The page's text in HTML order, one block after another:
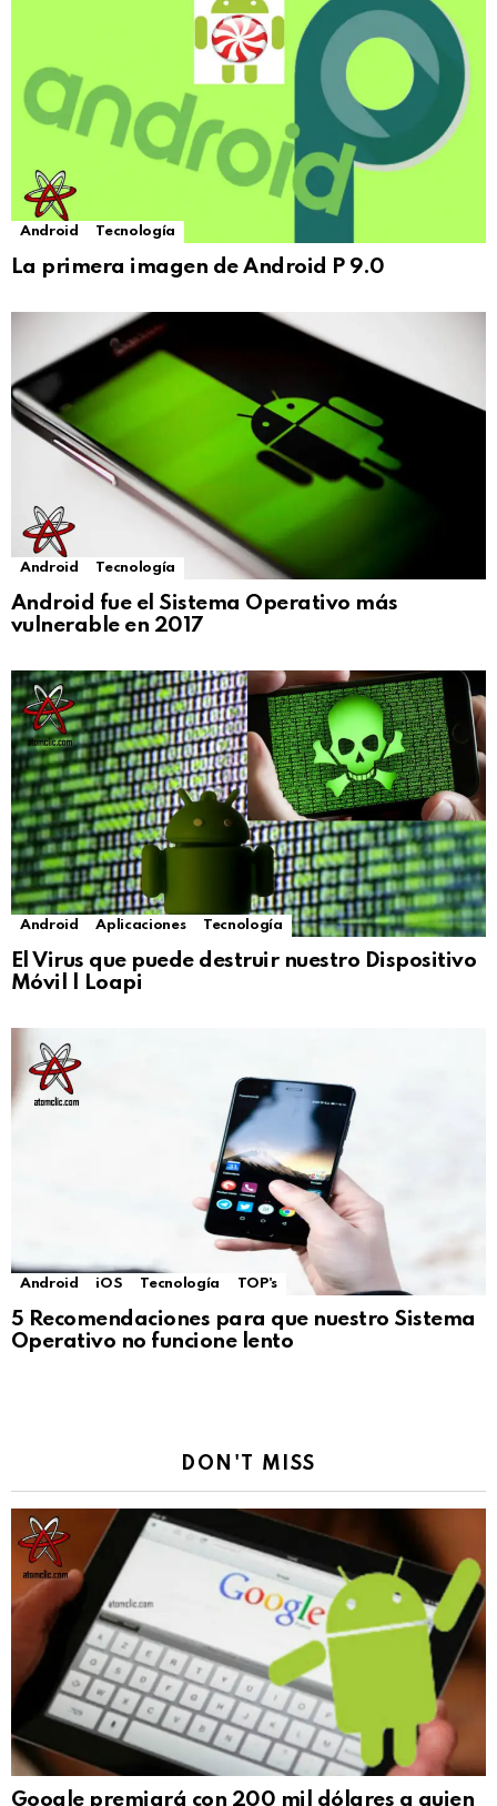
Android Tecnología
La primera imagen de Android P 9.0
Android Tecnología
Android fue el Sistema Operativo más
vulnerable en 2017
Android Aplicaciones Tecnología
El Virus que puede destruir nuestro Dispositivo
Móvil | Loapi
Android iOS Tecnología TOP's
5 Recomendaciones para que nuestro Sistema
Operativo no funcione lento
DON'T MISS
Google premiará con 200 mil dólares a quien